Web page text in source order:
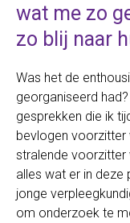
wat me zo
zo blij naar
Was het de
georganiseerd
gesprekken die ik
bevlogen voorzitter
stralende voorzitter
alles wat er in deze
jonge
om onderzoek te